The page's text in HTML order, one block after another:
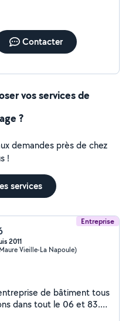
Contacter
vos services de
?
demandes près de chez
!
services
Entreprise
2011
Vieille-La Napoule)
dans tout le 06 et 83.